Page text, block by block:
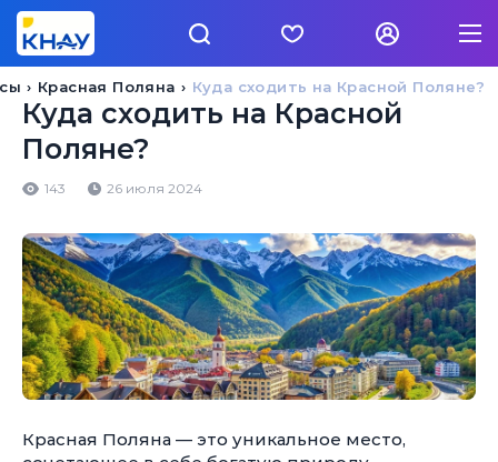
Куда сходить на Красной Поляне?
Красная Поляна
Куда сходить на Красной
Поляне?
143 26 июля 2024
Красная Поляна — это уникальное место,